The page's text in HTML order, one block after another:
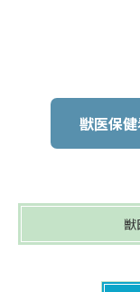
獣医保
獣